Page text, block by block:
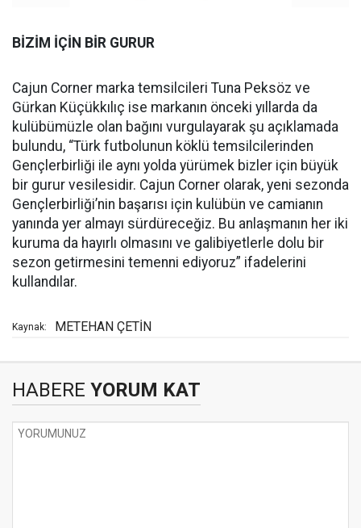
BİZİM İÇİN BİR GURUR
Cajun Corner marka temsilcileri Tuna Peksöz ve
Gürkan Küçükkılıç ise markanın önceki yıllarda da
kulübümüzle olan bağını vurgulayarak şu açıklamada
bulundu, “Türk futbolunun köklü temsilcilerinden
Gençlerbirliği ile aynı yolda yürümek bizler için büyük
bir gurur vesilesidir. Cajun Corner olarak, yeni sezonda
Gençlerbirliği’nin başarısı için kulübün ve camianın
yanında yer almayı sürdüreceğiz. Bu anlaşmanın her iki
kuruma da hayırlı olmasını ve galibiyetlerle dolu bir
sezon getirmesini temenni ediyoruz” ifadelerini
kullandılar.
Kaynak: METEHAN ÇETİN
HABERE YORUM KAT